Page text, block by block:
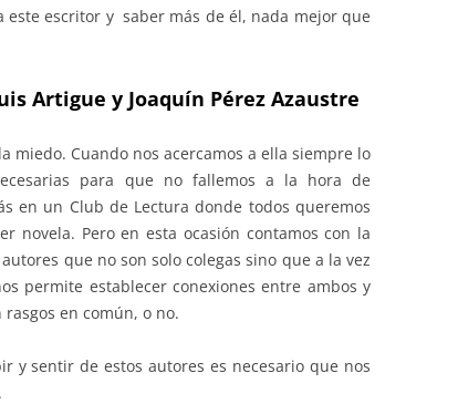
escritor y saber más de él, nada mejor que
Artigue y Joaquín Pérez Azaustre
miedo. Cuando nos acercamos a ella siempre lo
para que no fallemos a la hora de
en un Club de Lectura donde todos queremos
novela. Pero en esta ocasión contamos con la
que no son solo colegas sino que a la vez
permite establecer conexiones entre ambos y
en común, o no.
y sentir de estos autores es necesario que nos